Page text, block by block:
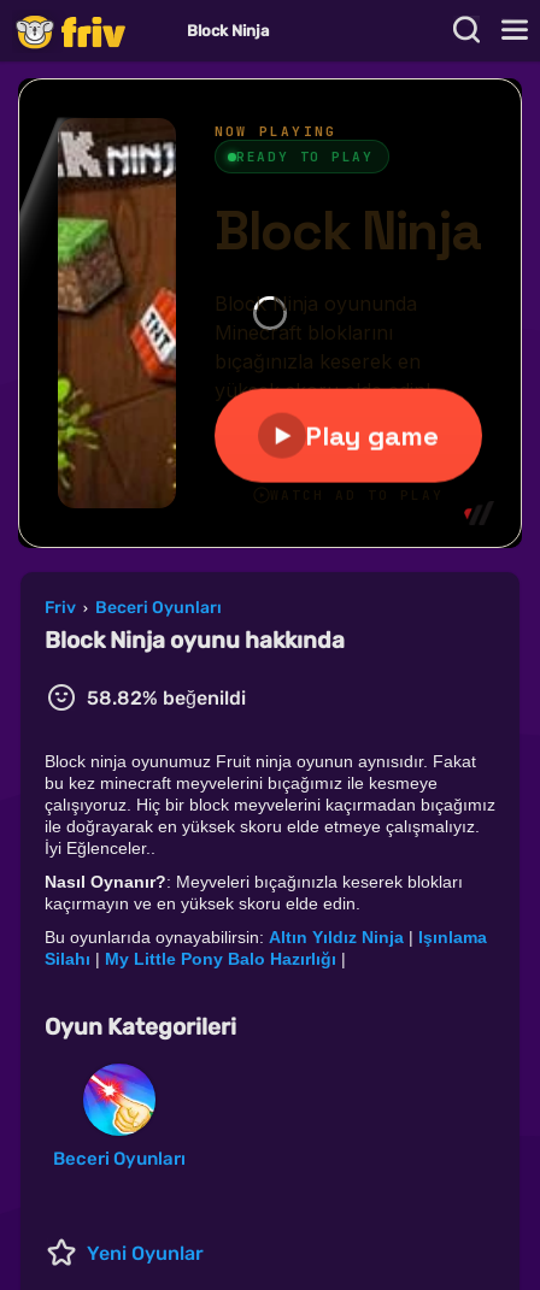
Block Ninja
Friv › Beceri Oyunları
Block Ninja oyunu hakkında
58.82% beğenildi
Block ninja oyunumuz Fruit ninja oyunun aynısıdır. Fakat
bu kez minecraft meyvelerini bıçağımız ile kesmeye
çalışıyoruz. Hiç bir block meyvelerini kaçırmadan bıçağımız
ile doğrayarak en yüksek skoru elde etmeye çalışmalıyız.
İyi Eğlenceler..
Nasıl Oynanır?: Meyveleri bıçağınızla keserek blokları
kaçırmayın ve en yüksek skoru elde edin.
Bu oyunlarıda oynayabilirsin: Altın Yıldız Ninja | Işınlama
Silahı | My Little Pony Balo Hazırlığı |
Oyun Kategorileri
Beceri Oyunları
Yeni Oyunlar